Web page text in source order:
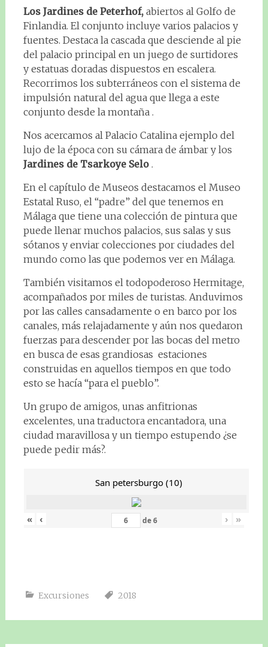
Los Jardines de Peterhof,abiertos al Golfo de
Finlandia. El conjunto incluye varios palacios y
fuentes. Destaca la cascada que desciende al pie
del palacio principal en un juego de surtidores
y estatuas doradas dispuestos en escalera.
Recorrimos los subterráneos con el sistema de
impulsión natural del agua que llega a este
conjunto desde la montaña .
Nos acercamos al Palacio Catalina ejemplo del
lujo de la época con su cámara de ámbar y los
Jardines de Tsarkoye Selo.
En el capítulo de Museos destacamos el Museo
Estatal Ruso, el “padre” del que tenemos en
Málaga que tiene una colección de pintura que
puede llenar muchos palacios, sus salas y sus
sótanos y enviar colecciones por ciudades del
mundo como las que podemos ver en Málaga.
También visitamos el todopoderoso Hermitage,
acompañados por miles de turistas. Anduvimos
por las calles cansadamente o en barco por los
canales, más relajadamente y aún nos quedaron
fuerzas para descender por las bocas del metro
en busca de esas grandiosas estaciones
construidas en aquellos tiempos en que todo
esto se hacía “para el pueblo”.
Un grupo de amigos, unas anfitrionas
excelentes, una traductora encantadora, una
ciudad maravillosa y un tiempo estupendo ¿se
puede pedir más?.
San petersburgo (10)
« ‹ de6 › »
Excursiones 2018